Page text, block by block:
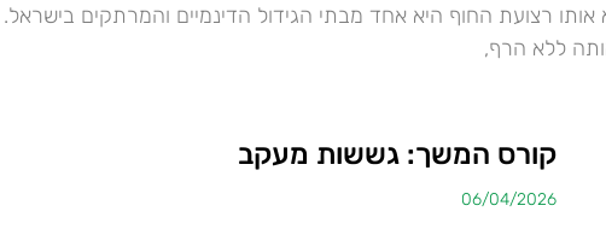
רצועת החוף היא אחד מבתי הגידול הדינמיים והמרתקים בישראל.
ללא הרף,
קורס המשך: גששות מעקב
06/04/2026